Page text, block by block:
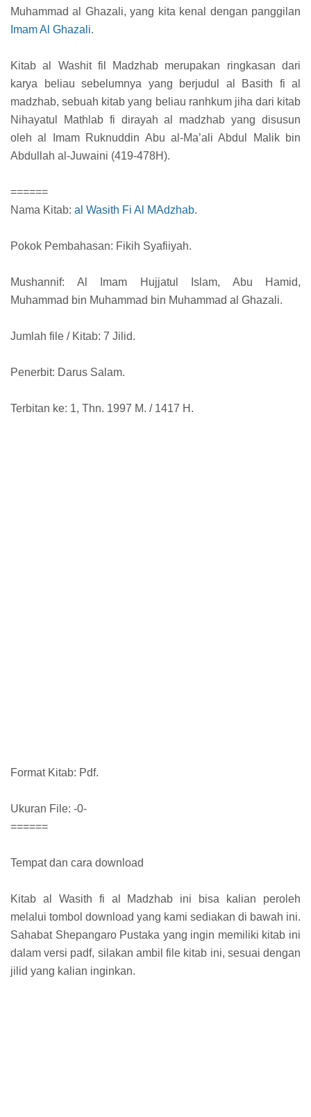
Muhammad al Ghazali, yang kita kenal dengan panggilan
Imam Al Ghazali.
Kitab al Washit fil Madzhab merupakan ringkasan dari
karya beliau sebelumnya yang berjudul al Basith fi al
madzhab, sebuah kitab yang beliau ranhkum jiha dari kitab
Nihayatul Mathlab fi dirayah al madzhab yang disusun
oleh al Imam Ruknuddin Abu al-Ma’ali Abdul Malik bin
Abdullah al-Juwaini (419-478H).
======
Nama Kitab: al Wasith Fi Al MAdzhab.
Pokok Pembahasan: Fikih Syafiiyah.
Mushannif: Al Imam Hujjatul Islam, Abu Hamid,
Muhammad bin Muhammad bin Muhammad al Ghazali.
Jumlah file / Kitab: 7 Jilid.
Penerbit: Darus Salam.
Terbitan ke: 1, Thn. 1997 M. / 1417 H.
Format Kitab: Pdf.
Ukuran File: -0-
======
Tempat dan cara download
Kitab al Wasith fi al Madzhab ini bisa kalian peroleh
melalui tombol download yang kami sediakan di bawah ini.
Sahabat Shepangaro Pustaka yang ingin memiliki kitab ini
dalam versi padf, silakan ambil file kitab ini, sesuai dengan
jilid yang kalian inginkan.